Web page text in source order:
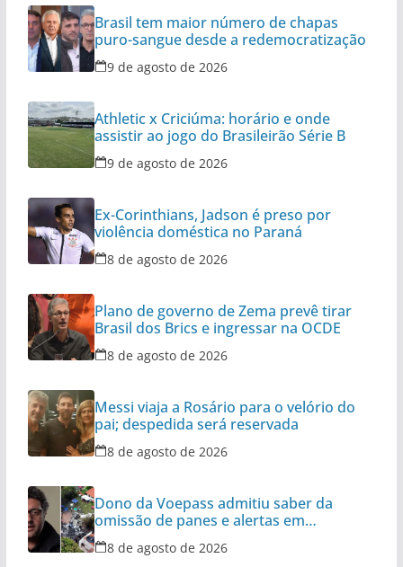
Brasil tem maior número de chapas
puro-sangue desde a redemocratização
9 de agosto de 2026
Athletic x Criciúma: horário e onde
assistir ao jogo do Brasileirão Série B
9 de agosto de 2026
Ex-Corinthians, Jadson é preso por
violência doméstica no Paraná
8 de agosto de 2026
Plano de governo de Zema prevê tirar
Brasil dos Brics e ingressar na OCDE
8 de agosto de 2026
Messi viaja a Rosário para o velório do
pai; despedida será reservada
8 de agosto de 2026
Dono da Voepass admitiu saber da
omissão de panes e alertas em
aeronaves
8 de agosto de 2026